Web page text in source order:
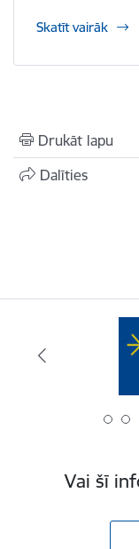
Skatīt vairāk
Drukāt lapu
Dalīties
Vai šī